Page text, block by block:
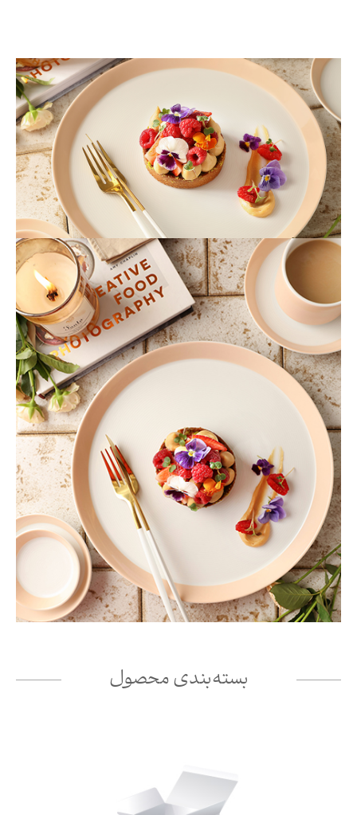
بسته‌بندی محصول